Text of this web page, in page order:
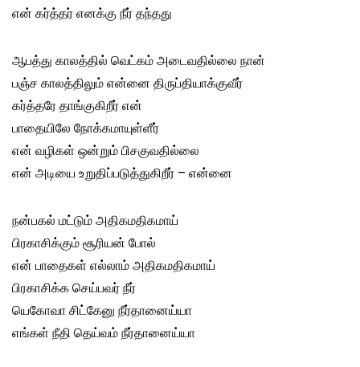
என் கர்த்தர் எனக்கு நீர் தந்தது
ஆபத்து காலத்தில் வெட்கம் அடைவதில்லை நான்
பஞ்ச காலத்திலும் என்னை திருப்தியாக்குவீர்
கர்த்தரே தாங்குகிறீர் என்
பாதையிலே நோக்கமாயுள்ளீர்
என் வழிகள் ஒன்றும் பிசகுவதில்லை
என் அடியை உறுதிப்படுத்துகிறீர் – என்னை
நன்பகல் மட்டும் அதிகமதிகமாய்
பிரகாசிக்கும் சூரியன் போல்
என் பாதைகள் எல்லாம் அதிகமதிகமாய்
பிரகாசிக்க செய்பவர் நீர்
யெகோவா சிட்கேனு நீர்தானைய்யா
எங்கள் நீதி தெய்வம் நீர்தானைய்யா